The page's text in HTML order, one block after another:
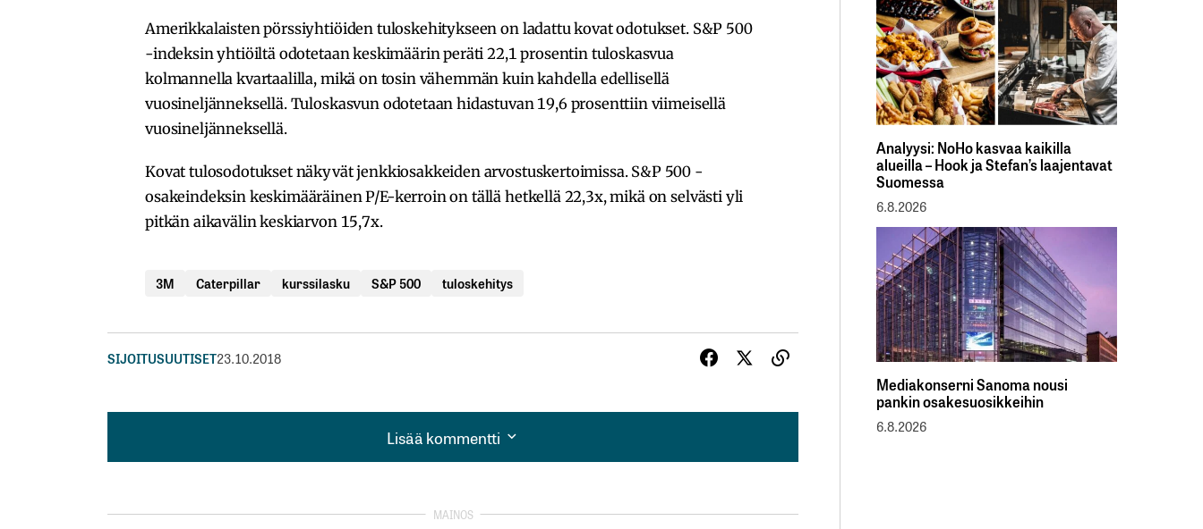
Amerikkalaisten pörssiyhtiöiden tuloskehitykseen on ladattu kovat odotukset. S&P 500
-indeksin yhtiöiltä odotetaan keskimäärin peräti 22,1 prosentin tuloskasvua
kolmannella kvartaalilla, mikä on tosin vähemmän kuin kahdella edellisellä
vuosineljänneksellä. Tuloskasvun odotetaan hidastuvan 19,6 prosenttiin viimeisellä
vuosineljänneksellä.
Kovat tulosodotukset näkyvät jenkkiosakkeiden arvostuskertoimissa. S&P 500 -
osakeindeksin keskimääräinen P/E-kerroin on tällä hetkellä 22,3x, mikä on selvästi yli
pitkän aikavälin keskiarvon 15,7x.
3M Caterpillar kurssilasku S&P 500 tuloskehitys
SIJOITUSUUTISET23.10.2018
Lisää kommentti
Lisää kommentti
Analyysi: NoHo kasvaa kaikilla
alueilla – Hook ja Stefan’s laajentavat
Suomessa
6.8.2026
Mediakonserni Sanoma nousi
pankin osakesuosikkeihin
6.8.2026